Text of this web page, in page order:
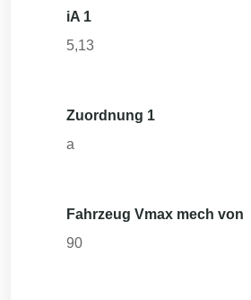
iA 1
5,13
Zuordnung 1
a
Fahrzeug Vmax mech von
90